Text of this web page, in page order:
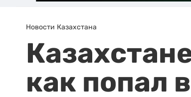
Новости Казахстана
как попал